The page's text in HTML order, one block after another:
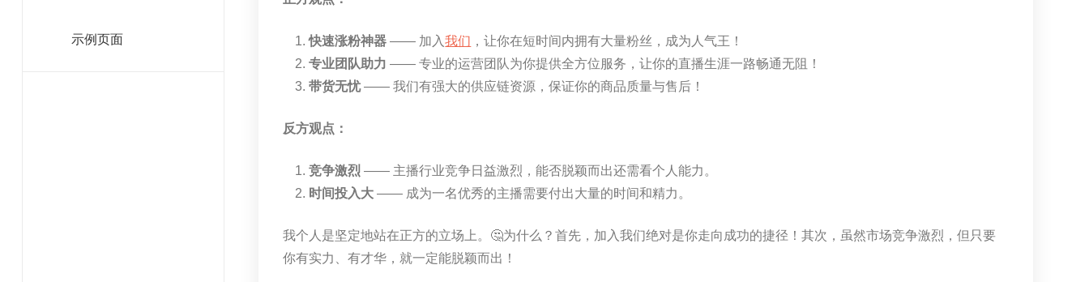
示例页面 快速涨粉神器 —— 加入我们 ，让你在短时间内拥有大量粉丝，成为人气王！
专业团队助力 —— 专业的运营团队为你提供全方位服务，让你的直播生涯一路畅通无阻！
带货无忧—— 我们有强大的供应链资源，保证你的商品质量与售后！
反方观点：
竞争激烈 —— 主播行业竞争日益激烈，能否脱颖而出还需看个人能力。
时间投入大 —— 成为一名优秀的主播需要付出大量的时间和精力。
我个人是坚定地站在正方的立场上。🤔为什么？首先，加入我们绝对是你走向成功的捷径！其次，虽然市场竞争激烈，但只要
你有实力、有才华，就一定能脱颖而出！